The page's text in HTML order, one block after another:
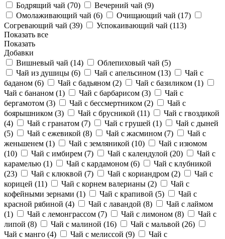
Бодрящий чай (70) Вечерний чай (9)
Омолаживающий чай (6) Очищающий чай (17)
Согревающий чай (39) Успокаивающий чай (113)
Показать все
Показать
Добавки
Вишневый чай (14) Облепиховый чай (5)
Чай из душицы (6) Чай с апельсином (13)
Чай с
баданом (6) Чай с бадьяном (2) Чай с базиликом (1)
Чай с бананом (1) Чай с барбарисом (3)
Чай с
бергамотом (3) Чай с бессмертником (2)
Чай с
боярышником (3) Чай с брусникой (11)
Чай с гвоздикой
(4) Чай с гранатом (7) Чай с грушей (1)
Чай с дыней
(5) Чай с ежевикой (8) Чай с жасмином (7)
Чай с
женьшенем (1) Чай с земляникой (10)
Чай с изюмом
(10) Чай с имбирем (7) Чай с календулой (20)
Чай с
карамелью (1) Чай с кардамоном (6)
Чай с клубникой
(23) Чай с клюквой (7) Чай с кориандром (2)
Чай с
корицей (11) Чай с корнем валерианы (2)
Чай с
кофейными зернами (1) Чай с крапивой (5)
Чай с
красной рябиной (4) Чай с лавандой (8)
Чай с лаймом
(1) Чай с лемонграссом (7) Чай с лимоном (8)
Чай с
липой (8) Чай с малиной (16) Чай с мальвой (26)
Чай с манго (4) Чай с мелиссой (9)
Чай с